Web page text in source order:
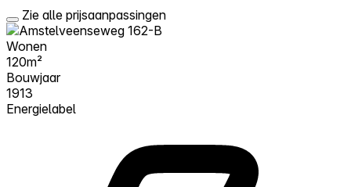
Zie alle prijsaanpassingen
Wonen
120m²
Bouwjaar
1913
Energielabel